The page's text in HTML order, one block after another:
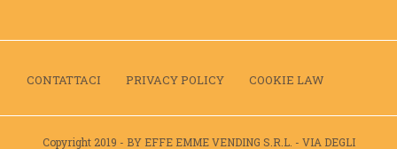
CONTATTACI PRIVACY POLICY COOKIE LAW
Copyright 2019 - BY EFFE EMME VENDING S.R.L. - VIA DEGLI